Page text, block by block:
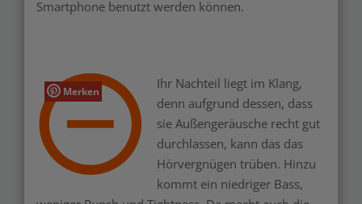
Smartphone benutzt werden können.
Merken
Ihr Nachteil liegt im Klang,
denn aufgrund dessen, dass
sie Außengeräusche recht gut
durchlassen, kann das das
Hörvergnügen trüben. Hinzu
kommt ein niedriger Bass,